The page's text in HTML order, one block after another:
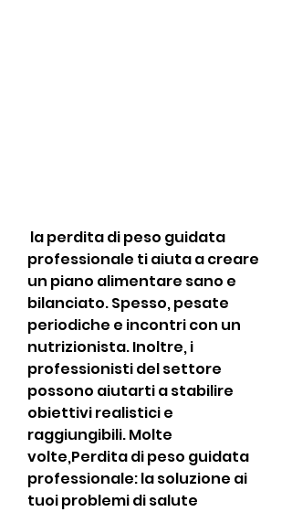
professionale ti aiuta a creare
un piano alimentare sano e
bilanciato. Spesso, pesate
periodiche e incontri con un
nutrizionista. Inoltre, i
professionisti del settore
possono aiutarti a stabilire
obiettivi realistici e
raggiungibili. Molte
volte,Perdita di peso guidata
professionale: la soluzione ai
tuoi problemi di salute